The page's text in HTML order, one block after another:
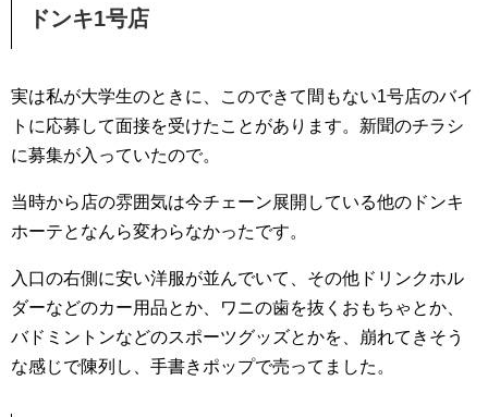
ドンキ1号店
実は私が大学生のときに、このできて間もない1号店のバイ
トに応募して面接を受けたことがあります。新聞のチラシ
に募集が入っていたので。
当時から店の雰囲気は今チェーン展開している他のドンキ
ホーテとなんら変わらなかったです。
入口の右側に安い洋服が並んでいて、その他ドリンクホル
ダーなどのカー用品とか、ワニの歯を抜くおもちゃとか、
バドミントンなどのスポーツグッズとかを、崩れてきそう
な感じで陳列し、手書きポップで売ってました。